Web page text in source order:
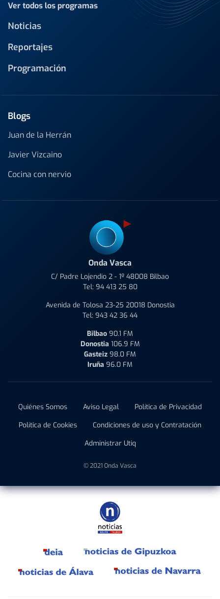
Ver todos los programas
Noticias
Reportajes
Programación
Blogs
Juan de la Herrán
Javier Vizcaino
Cocina con nervio
Onda Vasca
C/ Padre Lojendio 2 - 1º 48008 Bilbao
Tel: 94 413 25 80
Avenida de Tolosa 23-25 20018 Donostia
Tel: 943 42 36 44
Bilbao 90.1 FM
Donostia 106.9 FM
Gasteiz 98.0 FM
Iruña 96.0 FM
Quiénes Somos Aviso Legal
Política de Privacidad
Política de Cookies
Condiciones de uso y Contratación
Administrar Utiq
© 2021 Onda Vasca